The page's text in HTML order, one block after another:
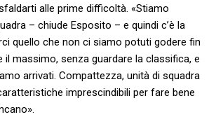
alle prime difficoltà. «Stiamo
– chiude Esposito – e quindi c’è la
quello che non ci siamo potuti godere fin
il massimo, senza guardare la classifica, e
arrivati. Compattezza, unità di squadra
imprescindibili per fare bene